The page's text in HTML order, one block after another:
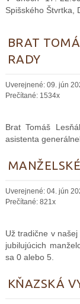
Spišského Štvrtka,
BRAT
RADY
Uverejnené: 09. jún
Prečítané: 1534x
Brat Tomáš
asistenta
Uverejnené: 04. jún
Prečítané: 821x
Už tradične v
jubilujúcich
sa 0 alebo 5.
KŇAZSKÁ